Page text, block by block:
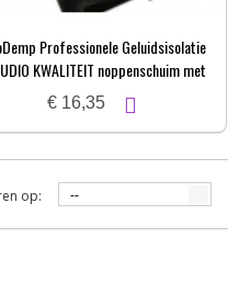
Professionele Geluidsisolatie
KWALITEIT noppenschuim met
zelfkl. laag | 3x50x100cm
€ 16,35
op: --